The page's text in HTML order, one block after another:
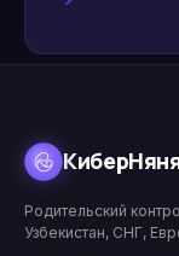
Родительский
Узбекистан, СНГ,